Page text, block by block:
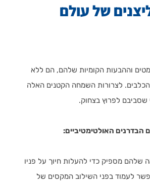
של עולם
וההבעות הקומיות שלהם, הם ללא
לצרורות השמחה הקטנים האלה
שסביבם לפרוץ בצחוק.
האולטימטיביים:
שלהם מספיק כדי להעלות חיוך על פניו
לעמוד בפני השילוב המקסים של